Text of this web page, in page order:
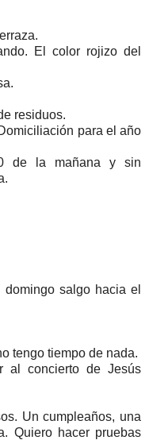
El color rojizo del
residuos.
para el año
de la mañana y sin
salgo hacia el
tengo tiempo de nada.
al concierto de Jesús
Un cumpleaños, una
Quiero hacer pruebas